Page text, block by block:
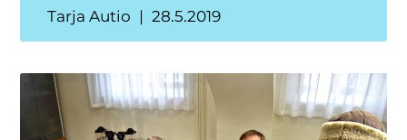
Tarja Autio 28.5.2019